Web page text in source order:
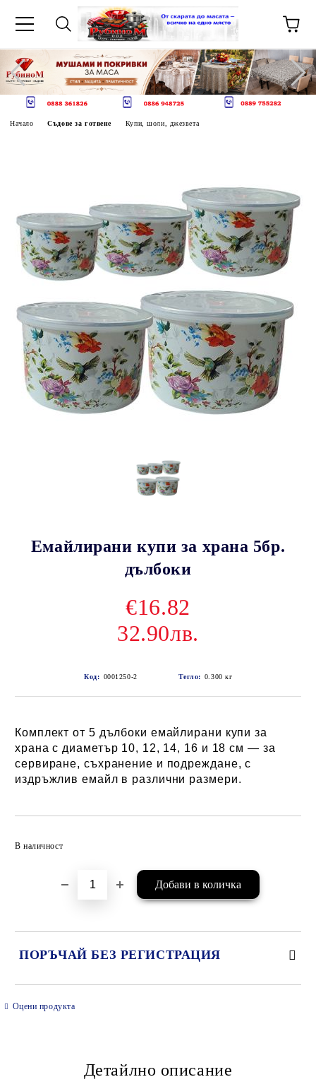
Начало Съдове за готвене Купи, шоли, джезвета
Емайлирани купи за храна 5бр.
дълбоки
€16.82
32.90лв.
Код: 0001250-2 Тегло: 0.300 кг
Комплект от 5 дълбоки емайлирани купи за
храна с диаметър 10, 12, 14, 16 и 18 см — за
сервиране, съхранение и подреждане, с
издръжлив емайл в различни размери.
В наличност
ПОРЪЧАЙ БЕЗ РЕГИСТРАЦИЯ
Ние ще се свържем с вас в рамките на работния ден.
Оцени продукта
Детайлно описание